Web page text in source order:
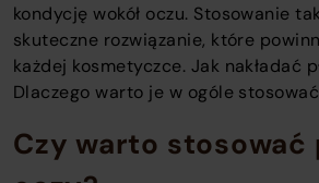
kondycję wokół oczu. Stosowanie
skuteczne rozwiązanie, które
każdej kosmetyczce. Jak nakładać
Dlaczego warto je w ogóle
Czy warto stosować